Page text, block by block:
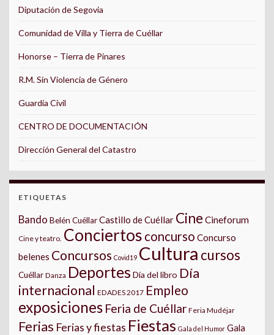
Diputación de Segovia
Comunidad de Villa y Tierra de Cuéllar
Honorse – Tierra de Pinares
R.M. Sin Violencia de Género
Guardia Civil
CENTRO DE DOCUMENTACIÓN
Dirección General del Catastro
ETIQUETAS
Bando Belén CuéllarCastillo de Cuéllar Cine Cineforum
Cine y teatro. Conciertos concurso Concurso
belenes Concursos Covid19 Cultura cursos
Cuéllar Danza Deportes Día del libro Día
internacional EDADES 2017 Empleo
exposiciones Feria de Cuéllar Feria Mudéjar
Ferias Ferias y fiestas Fiestas Gala del Humor Gala